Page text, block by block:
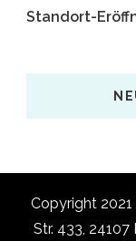
Standort-
Copyright 2021
Str. 433, 24107